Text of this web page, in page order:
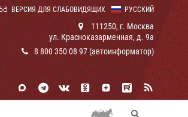
РУССКИЙ
ВЕРСИЯ ДЛЯ СЛАБОВИДЯЩИХ
111250, г. Москва
ул. Красноказарменная, д. 9а
8 800 350 08 97 (автоинформатор)